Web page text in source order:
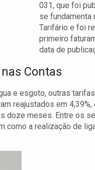
031, que foi
se fundamenta
Tarifário e foi
primeiro
data de
Contas
e esgoto, outras
reajustados em
doze meses. Entre os
como a realização de